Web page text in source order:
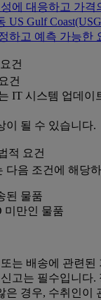
에 대응하고 가
US Gulf
하고 예측 가능한
건
건
IT 시스템 업데
이 될 수 있습니다.
적 요건
다음 조건에 해당
된 물품
미만인 물품
는 배송에 관련
고는 필수입니다
은 경우, 수취인이